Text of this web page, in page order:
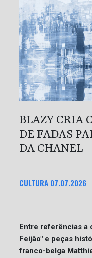
BLAZY CRIA
DE FADAS
DA CHANEL
CULTURA 07.07.2026
Entre referências a
Feijão" e peças
franco-belga